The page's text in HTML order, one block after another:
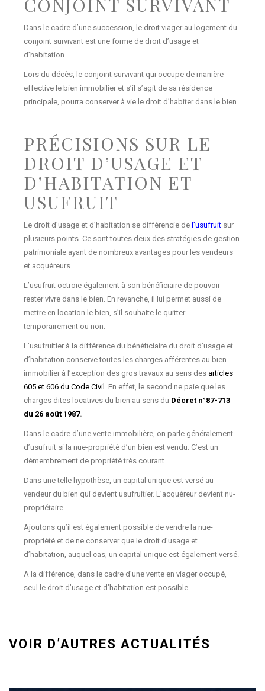
Dans le cadre d’une succession, le droit viager au logement du
conjoint survivant est une forme de droit d’usage et
d’habitation.
Lors du décès, le conjoint survivant qui occupe de manière
effective le bien immobilier et s’il s’agit de sa résidence
principale, pourra conserver à vie le droit d’habiter dans le bien.
PRÉCISIONS SUR LE
DROIT D’USAGE ET
D’HABITATION ET
USUFRUIT
Le droit d’usage et d’habitation se différencie del’usufruit sur
plusieurs points. Ce sont toutes deux des stratégies de gestion
patrimoniale ayant de nombreux avantages pour les vendeurs
et acquéreurs.
L’usufruit octroie également à son bénéficiaire de pouvoir
rester vivre dans le bien. En revanche, il lui permet aussi de
mettre en location le bien, s’il souhaite le quitter
temporairement ou non.
L’usufruitier à la différence du bénéficiaire du droit d’usage et
d’habitation conserve toutes les charges afférentes au bien
immobilier à l’exception des gros travaux au sens desarticles
605 et 606 du Code Civil . En effet, le second ne paie que les
charges dites locatives du bien au sens du Décret n°87-713
du 26 août 1987.
Dans le cadre d’une vente immobilière, on parle généralement
d’usufruit si la nue-propriété d’un bien est vendu. C’est un
démembrement de propriété très courant.
Dans une telle hypothèse, un capital unique est versé au
vendeur du bien qui devient usufruitier. L’acquéreur devient nu-
propriétaire.
Ajoutons qu’il est également possible de vendre la nue-
propriété et de ne conserver que le droit d’usage et
d’habitation, auquel cas, un capital unique est également versé.
A la différence, dans le cadre d’une vente en viager occupé,
seul le droit d’usage et d’habitation est possible.
VOIR D’AUTRES ACTUALITÉS